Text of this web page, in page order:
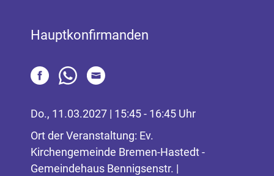
Hauptkonfirmanden
Do., 11.03.2027 | 15:45 - 16:45 Uhr
Ort der Veranstaltung: Ev.
Kirchengemeinde Bremen-Hastedt -
Gemeindehaus Bennigsenstr. |